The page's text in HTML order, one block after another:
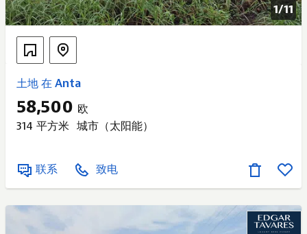
1/11
土地 在 Anta
58,500 欧
314 平方米 城市（太阳能）
联系 致电